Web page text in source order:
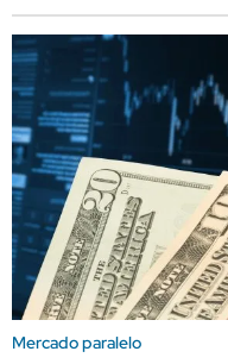
Mercado paralelo